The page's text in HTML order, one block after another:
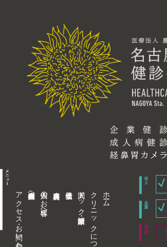
アクセス・お問い合わせ 企業内担当者様へ 個人のお客様へ 人間ドック・健康診断 クリニックについて ホーム